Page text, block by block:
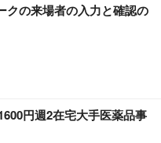
クの来場者の入力と確認の
円週2在宅大手医薬品事